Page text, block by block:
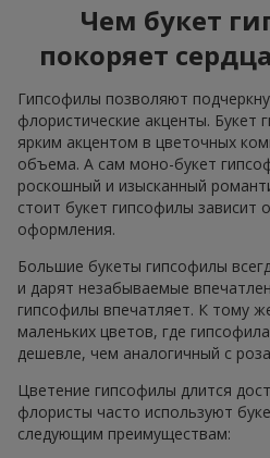
Чем букет
покоряет
Гипсофилы позволяют
флористические акценты. Букет
ярким акцентом в цветочных
объема. А сам моно-букет
роскошный и изысканный
стоит букет гипсофилы зависит
оформления.
Большие букеты гипсофилы
и дарят незабываемые
гипсофилы впечатляет. К тому
маленьких цветов, где
дешевле, чем аналогичный с
Цветение гипсофилы длится
флористы часто используют
следующим преимуществам: